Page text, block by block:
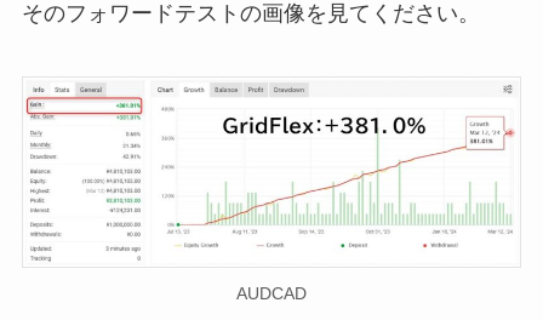
そのフォワードテストの画像を見てください。
AUDCAD